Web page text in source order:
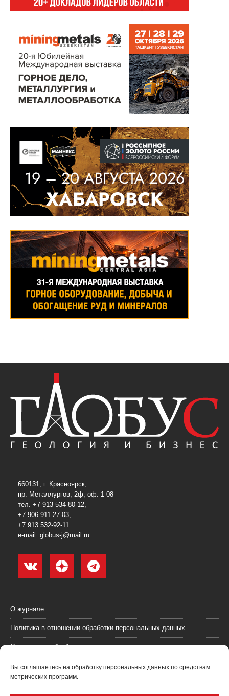
Вы соглашаетесь на обработку персональных данных по средствам
метрических программ.
660131, г. Красноярск,
пр. Металлургов, 2ф, оф. 1-08
тел. +7 913 534-80-12,
+7 906 911-27-03,
+7 913 532-92-11
e-mail: globus-j@mail.ru
О журнале
Политика в отношении обработки персональных данных
Согласие на обработку персональных данных
Пользовательское соглашение (оферта)